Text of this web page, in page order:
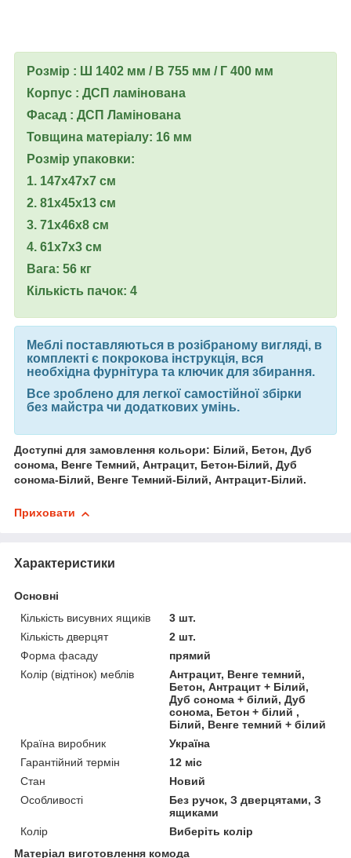
Розмір : Ш 1402 мм / В 755 мм / Г 400 мм
Корпус : ДСП ламінована
Фасад : ДСП Ламінована
Товщина матеріалу: 16 мм
Розмір упаковки:
1. 147х47х7 см
2. 81х45х13 см
3. 71х46х8 см
4. 61х7х3 см
Вага: 56 кг
Кількість пачок: 4
Меблі поставляються в розібраному вигляді, в
комплекті є покрокова інструкція, вся
необхідна фурнітура та ключик для збирання.
Все зроблено для легкої самостійної збірки
без майстра чи додаткових умінь.
Доступні для замовлення кольори: Білий, Бетон, Дуб
сонома, Венге Темний, Антрацит, Бетон-Білий, Дуб
сонома-Білий, Венге Темний-Білий, Антрацит-Білий.
Приховати
Характеристики
Основні
Кількість висувних ящиків
3 шт.
Кількість дверцят
2 шт.
Форма фасаду
прямий
Колір (відтінок) меблів
Антрацит, Венге темний,
Бетон, Антрацит + Білий,
Дуб сонома + білий, Дуб
сонома, Бетон + білий ,
Білий, Венге темний + білий
Країна виробник
Україна
Гарантійний термін
12 міс
Стан
Новий
Особливості
Без ручок, З дверцятами, З
ящиками
Колір
Виберіть колір
Матеріал виготовлення комода